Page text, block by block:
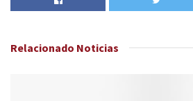
Relacionado Noticias